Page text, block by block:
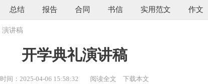
总结 报告 合同 书信 实用范文 作文
演讲稿
开学典礼演讲稿
时间：2025-04-06 15:58:32 阅读全文 下载本文